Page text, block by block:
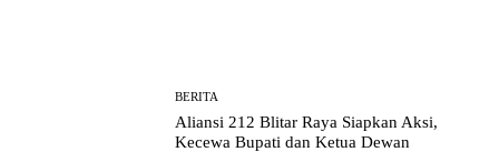
BERITA
Aliansi 212 Blitar Raya Siapkan Aksi,
Kecewa Bupati dan Ketua Dewan